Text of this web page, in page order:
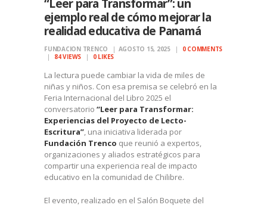
“Leer para Transformar”: un
ejemplo real de cómo mejorar la
realidad educativa de Panamá
FUNDACION TRENCO AGOSTO 15, 2025 0 COMMENTS
84VIEWS 0 LIKES
La lectura puede cambiar la vida de miles de
niñas y niños. Con esa premisa se celebró en la
Feria Internacional del Libro 2025 el
conversatorio “Leer para Transformar:
Experiencias del Proyecto de Lecto-
Escritura”, una iniciativa liderada por
Fundación Trenco que reunió a expertos,
organizaciones y aliados estratégicos para
compartir una experiencia real de impacto
educativo en la comunidad de Chilibre.
El evento, realizado en el Salón Boquete del